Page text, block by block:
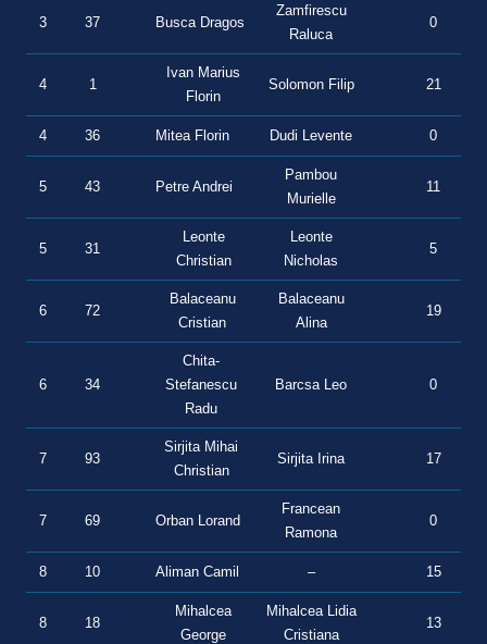
3 37 Busca Dragos
Zamfirescu
Raluca
0
4 1
Ivan Marius
Florin
Solomon Filip 21
4 36 Mitea Florin Dudi Levente 0
5 43 Petre Andrei
Pambou
Murielle
11
5 31
Leonte
Christian
Leonte
Nicholas
5
6 72
Balaceanu
Cristian
Balaceanu
Alina
19
6 34
Chita-
Stefanescu
Radu
Barcsa Leo 0
7 93
Sirjita Mihai
Christian
Sirjita Irina 17
7 69 Orban Lorand
Francean
Ramona
0
8 10 Aliman Camil – 15
8 18
Mihalcea
George
Mihalcea Lidia
Cristiana
13